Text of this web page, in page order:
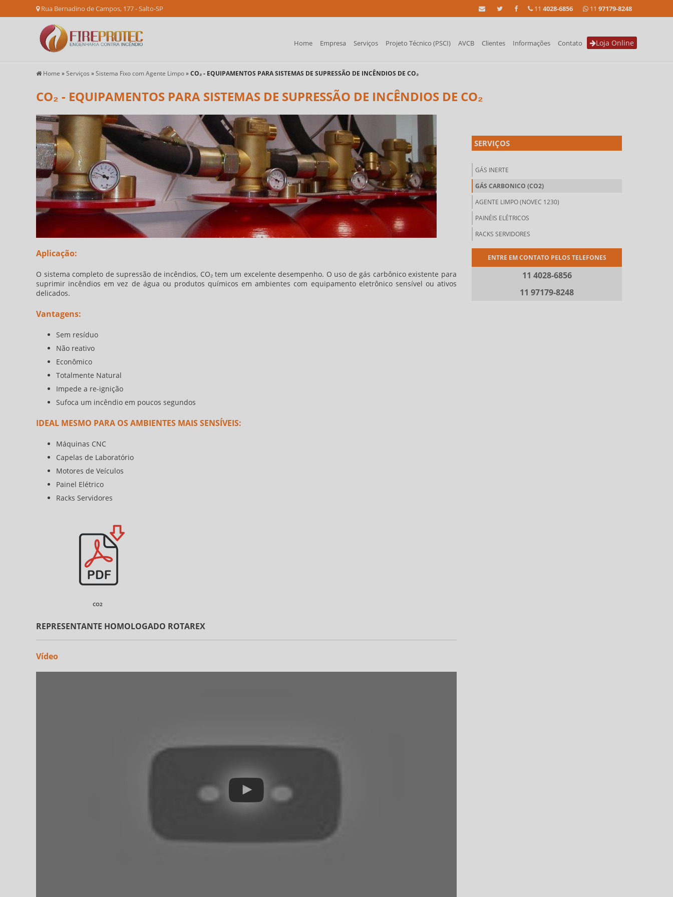
Rua Bernadino de Campos, 177 - Salto-SP 11 97179-8248
11 4028-6856
Home Empresa Serviços Projeto Técnico (PSCI) AVCB Clientes Informações Contato Loja Online
Home »Serviços »Sistema Fixo com Agente Limpo»CO₂ - EQUIPAMENTOS PARA SISTEMAS DE SUPRESSÃO DE INCÊNDIOS DE CO₂
CO₂ - EQUIPAMENTOS PARA SISTEMAS DE SUPRESSÃO DE INCÊNDIOS DE CO₂
Aplicação:
O sistema completo de supressão de incêndios, CO₂ tem um excelente desempenho. O uso de gás carbônico existente para
suprimir incêndios em vez de água ou produtos químicos em ambientes com equipamento eletrônico sensível ou ativos
delicados.
Vantagens:
Sem resíduo
Não reativo
Econômico
Totalmente Natural
Impede a re-ignição
Sufoca um incêndio em poucos segundos
IDEAL MESMO PARA OS AMBIENTES MAIS SENSÍVEIS:
Máquinas CNC
Capelas de Laboratório
Motores de Veículos
Painel Elétrico
Racks Servidores
CO2
REPRESENTANTE HOMOLOGADO ROTAREX
Vídeo
SERVIÇOS
GÁS INERTE
GÁS CARBONICO (CO2)
AGENTE LIMPO (NOVEC 1230)
PAINÉIS ELÉTRICOS
RACKS SERVIDORES
ENTRE EM CONTATO PELOS TELEFONES
11 4028-6856
11 97179-8248